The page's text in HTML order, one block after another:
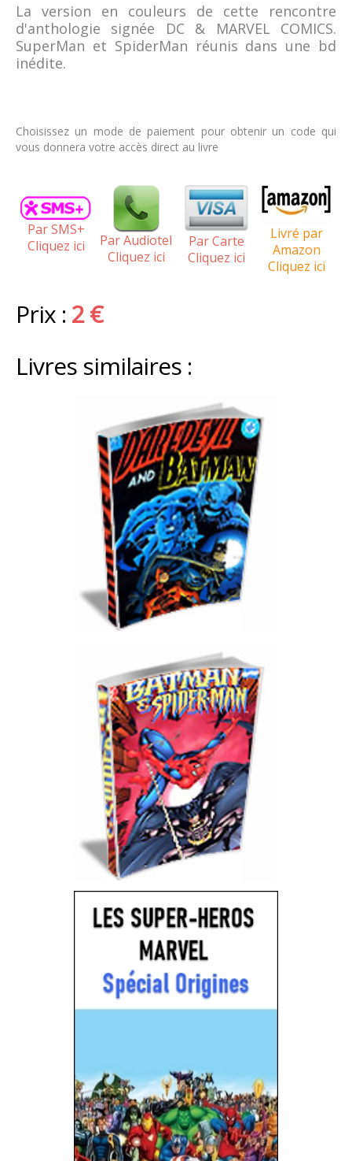
La version en couleurs de cette rencontre
d'anthologie signée DC & MARVEL COMICS.
SuperMan et SpiderMan réunis dans une bd
inédite.
Choisissez un mode de paiement pour obtenir un code qui
vous donnera votre accès direct au livre
Par SMS+
Cliquez ici
Par Audiotel
Cliquez ici
Par Carte
Cliquez ici
Livré par
Amazon
Cliquez ici
Prix : 2 €
Livres similaires :